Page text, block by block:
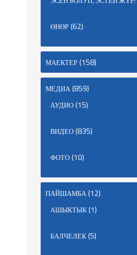
ӨНӨР(62)
МАЕКТЕР(158)
МЕДИА(859)
АУДИО(15)
ВИДЕО(835)
ФОТО(10)
ПАЙШАМБА(12)
АШЫКТЫК(1)
БАЛЧЕЛЕК(5)